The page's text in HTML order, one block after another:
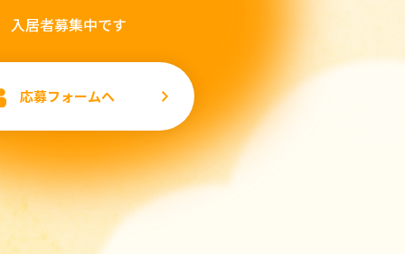
入居者募集中です
応募フォームへ